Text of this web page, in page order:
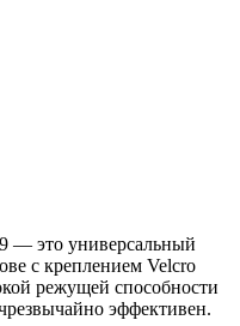
— это универсальный
с креплением Velcro
режущей способности
эффективен.